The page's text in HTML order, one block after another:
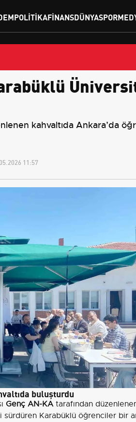
POLITIKAFINANSDÜNYASPOR
kahvaltıda Ankara’da
11:57
buluşturdu
Genç AN-KAtarafından
sürdüren Karabüklü öğrenciler bir